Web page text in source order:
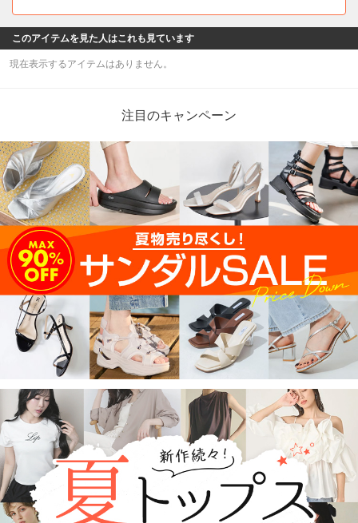
このアイテムを見た人はこれも見ています
現在表示するアイテムはありません。
注目のキャンペーン